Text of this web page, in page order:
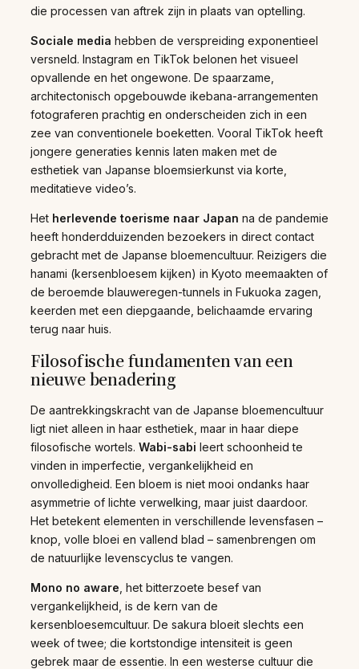
die processen van aftrek zijn in plaats van optelling.
Sociale media hebben de verspreiding exponentieel
versneld. Instagram en TikTok belonen het visueel
opvallende en het ongewone. De spaarzame,
architectonisch opgebouwde ikebana-arrangementen
fotograferen prachtig en onderscheiden zich in een
zee van conventionele boeketten. Vooral TikTok heeft
jongere generaties kennis laten maken met de
esthetiek van Japanse bloemsierkunst via korte,
meditatieve video’s.
Het herlevende toerisme naar Japan na de pandemie
heeft honderdduizenden bezoekers in direct contact
gebracht met de Japanse bloemencultuur. Reizigers die
hanami (kersenbloesem kijken) in Kyoto meemaakten of
de beroemde blauweregen-tunnels in Fukuoka zagen,
keerden met een diepgaande, belichaamde ervaring
terug naar huis.
Filosofische fundamenten van een
nieuwe benadering
De aantrekkingskracht van de Japanse bloemencultuur
ligt niet alleen in haar esthetiek, maar in haar diepe
filosofische wortels. Wabi-sabi leert schoonheid te
vinden in imperfectie, vergankelijkheid en
onvolledigheid. Een bloem is niet mooi ondanks haar
asymmetrie of lichte verwelking, maar juist daardoor.
Het betekent elementen in verschillende levensfasen –
knop, volle bloei en vallend blad – samenbrengen om
de natuurlijke levenscyclus te vangen.
Mono no aware , het bitterzoete besef van
vergankelijkheid, is de kern van de
kersenbloesemcultuur. De sakura bloeit slechts een
week of twee; die kortstondige intensiteit is geen
gebrek maar de essentie. In een westerse cultuur die